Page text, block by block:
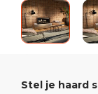
Stel je haard